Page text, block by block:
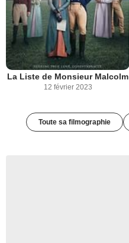
La Liste de Monsieur Malcolm
12 février 2023
Toute sa filmographie